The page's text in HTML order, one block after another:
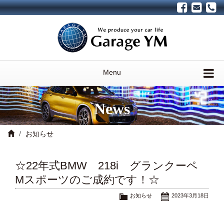
Menu
News
お知らせ
☆22年式BMW 218i グランクーペ
Mスポーツのご成約です！☆
2023年3月18日
お知らせ